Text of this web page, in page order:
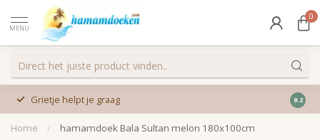
MENU
0
Grietje helpt je graag 9.2
Home / hamamdoek Bala Sultan melon 180x100cm